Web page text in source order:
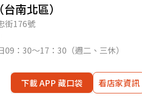
南北區）
街176號
09：30～17：30（週二、三休）
下載 APP 藏口袋
看店家資訊